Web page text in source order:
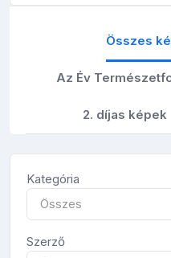
Összes
Az Év
2. díjas képek
Kategória
Összes
Szerző